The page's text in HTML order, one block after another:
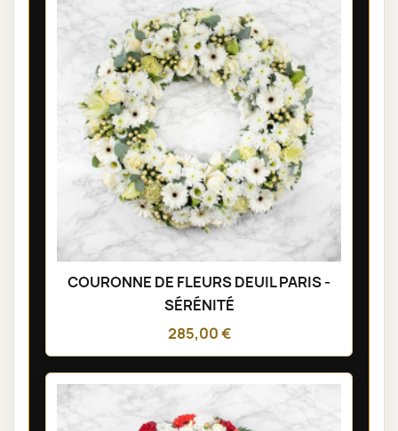
COURONNE DE FLEURS DEUIL PARIS -
SÉRÉNITÉ
285,00 €